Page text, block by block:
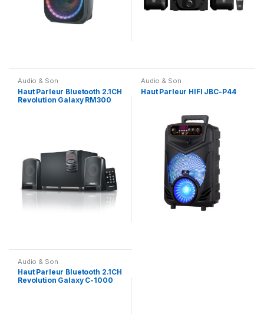
Audio & Son
Haut Parleur Bluetooth 2.1CH
Revolution Galaxy RM300
Audio & Son
Haut Parleur HIFI JBC-P44
Audio & Son
Haut Parleur Bluetooth 2.1CH
Revolution Galaxy C-1000